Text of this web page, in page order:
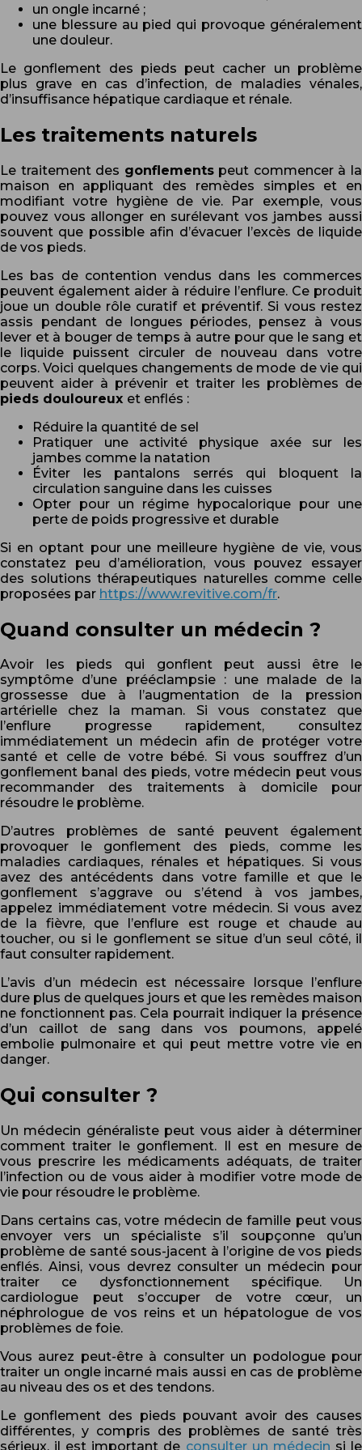
un ongle incarné ;
une blessure au pied qui provoque généralement
une douleur.
Le gonflement des pieds peut cacher un problème
plus grave en cas d’infection, de maladies vénales,
d’insuffisance hépatique cardiaque et rénale.
Les traitements naturels
Le traitement des gonflementspeut commencer à la
maison en appliquant des remèdes simples et en
modifiant votre hygiène de vie. Par exemple, vous
pouvez vous allonger en surélevant vos jambes aussi
souvent que possible afin d’évacuer l’excès de liquide
de vos pieds.
Les bas de contention vendus dans les commerces
peuvent également aider à réduire l’enflure. Ce produit
joue un double rôle curatif et préventif. Si vous restez
assis pendant de longues périodes, pensez à vous
lever et à bouger de temps à autre pour que le sang et
le liquide puissent circuler de nouveau dans votre
corps. Voici quelques changements de mode de vie qui
peuvent aider à prévenir et traiter les problèmes de
pieds douloureux et enflés :
Réduire la quantité de sel
Pratiquer une activité physique axée sur les
jambes comme la natation
Éviter les pantalons serrés qui bloquent la
circulation sanguine dans les cuisses
Opter pour un régime hypocalorique pour une
perte de poids progressive et durable
Si en optant pour une meilleure hygiène de vie, vous
constatez peu d’amélioration, vous pouvez essayer
des solutions thérapeutiques naturelles comme celle
proposées par https://www.revitive.com/fr.
Quand consulter un médecin ?
Avoir les pieds qui gonflent peut aussi être le
symptôme d’une prééclampsie : une malade de la
grossesse due à l’augmentation de la pression
artérielle chez la maman. Si vous constatez que
l’enflure progresse rapidement, consultez
immédiatement un médecin afin de protéger votre
santé et celle de votre bébé. Si vous souffrez d’un
gonflement banal des pieds, votre médecin peut vous
recommander des traitements à domicile pour
résoudre le problème.
D’autres problèmes de santé peuvent également
provoquer le gonflement des pieds, comme les
maladies cardiaques, rénales et hépatiques. Si vous
avez des antécédents dans votre famille et que le
gonflement s’aggrave ou s’étend à vos jambes,
appelez immédiatement votre médecin. Si vous avez
de la fièvre, que l’enflure est rouge et chaude au
toucher, ou si le gonflement se situe d’un seul côté, il
faut consulter rapidement.
L’avis d’un médecin est nécessaire lorsque l’enflure
dure plus de quelques jours et que les remèdes maison
ne fonctionnent pas. Cela pourrait indiquer la présence
d’un caillot de sang dans vos poumons, appelé
embolie pulmonaire et qui peut mettre votre vie en
danger.
Qui consulter ?
Un médecin généraliste peut vous aider à déterminer
comment traiter le gonflement. Il est en mesure de
vous prescrire les médicaments adéquats, de traiter
l’infection ou de vous aider à modifier votre mode de
vie pour résoudre le problème.
Dans certains cas, votre médecin de famille peut vous
envoyer vers un spécialiste s’il soupçonne qu’un
problème de santé sous-jacent à l’origine de vos pieds
enflés. Ainsi, vous devrez consulter un médecin pour
traiter ce dysfonctionnement spécifique. Un
cardiologue peut s’occuper de votre cœur, un
néphrologue de vos reins et un hépatologue de vos
problèmes de foie.
Vous aurez peut-être à consulter un podologue pour
traiter un ongle incarné mais aussi en cas de problème
au niveau des os et des tendons.
Le gonflement des pieds pouvant avoir des causes
différentes, y compris des problèmes de santé très
sérieux, il est important de consulter un médecin si le